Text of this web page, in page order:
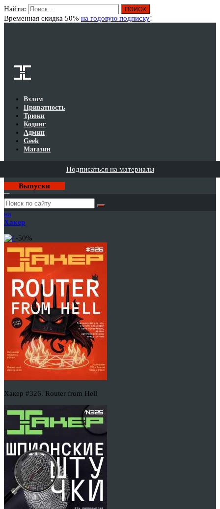
Найти:
Временная скидка 50% на годовую подписку!
Взлом
Приватность
Трюки
Кодинг
Админ
Geek
Магазин
Подписаться на материалы
Выпуски
Годовая
подписка
на
Хакер
-50%
Хакер #326. Router from Hell